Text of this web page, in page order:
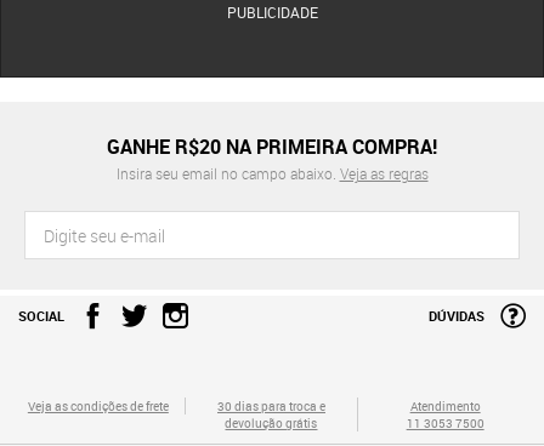
PUBLICIDADE
GANHE R$20 NA PRIMEIRA COMPRA!
Insira seu email no campo abaixo. Veja as regras
SOCIAL DÚVIDAS
Veja as condições de frete
30 dias para troca e
devolução grátis
Atendimento
11 3053 7500